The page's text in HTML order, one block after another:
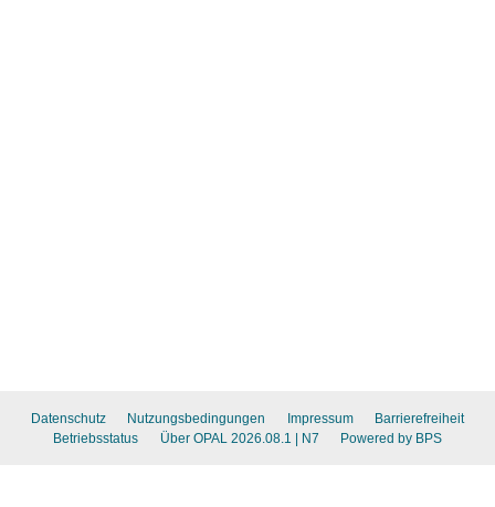
Datenschutz Nutzungsbedingungen Impressum
Barrierefreiheit
Betriebsstatus
Über OPAL 2026.08.1 | N7 Powered by BPS